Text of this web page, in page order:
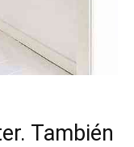
También